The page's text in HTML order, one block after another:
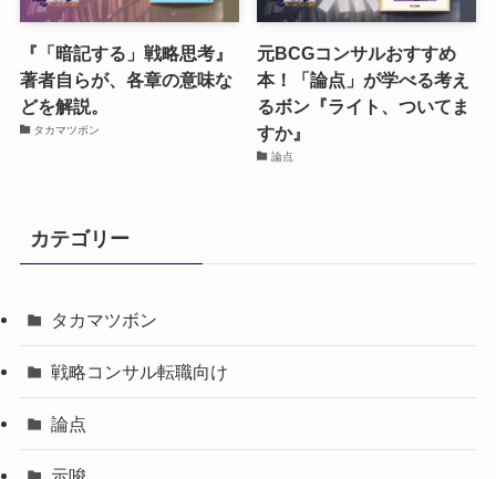
『「暗記する」戦略思考』
著者自らが、各章の意味な
どを解説。
タカマツボン
元BCGコンサルおすすめ
本！「論点」が学べる考え
るボン『ライト、ついてま
すか』
論点
カテゴリー
タカマツボン
戦略コンサル転職向け
論点